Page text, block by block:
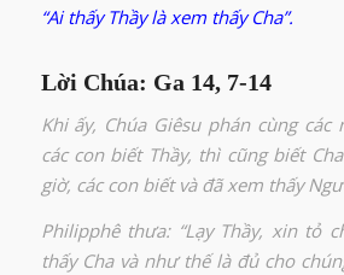
“Ai thấy Thầy là xem thấy Cha”.
Lời Chúa: Ga 14, 7-14
Khi ấy, Chúa Giêsu phán cùng các
các con biết Thầy, thì cũng biết
giờ, các con biết và đã xem thấy
Philipphê thưa: “Lạy Thầy, xin tỏ
thấy Cha và như thế là đủ cho